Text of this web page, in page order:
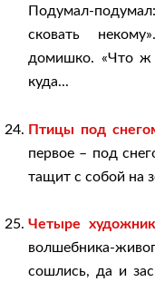
Подумал-
сковать
домишко. «Что ж
куда...
Птицы под
первое – под
тащит с собой на
Четыре
волшебника-
сошлись, да и